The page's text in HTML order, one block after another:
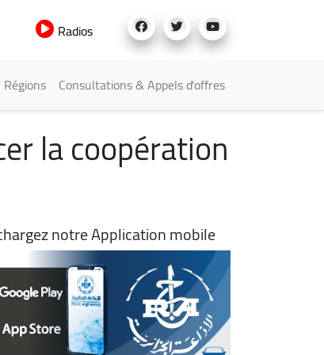
Radios
Régions Consultations & Appels d'offres
la coopération
notre Application mobile